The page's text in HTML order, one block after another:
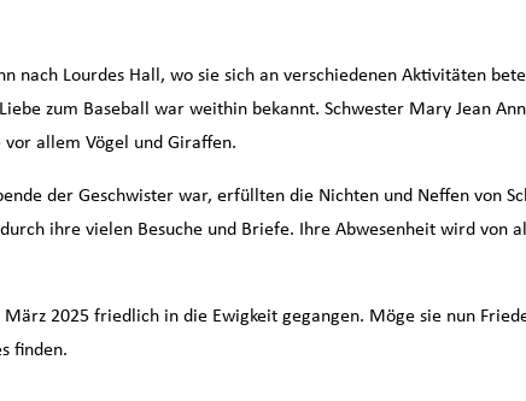
nach Lourdes Hall, wo sie sich an verschiedenen Aktivitäten
zum Baseball war weithin bekannt. Schwester Mary Jean
allem Vögel und Giraffen.
der Geschwister war, erfüllten die Nichten und Neffen von
ihre vielen Besuche und Briefe. Ihre Abwesenheit wird von
2025 friedlich in die Ewigkeit gegangen. Möge sie nun
finden.